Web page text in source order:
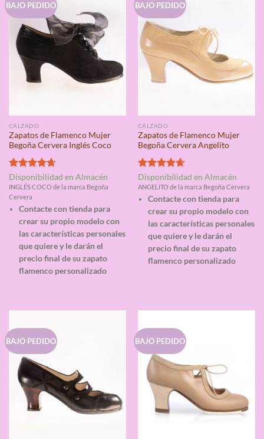
BAJO PEDIDO
CALZADO
Zapatos de Flamenco Mujer
Begoña Cervera Inglés Coco
Valorado
con4.67
de 5
Disponibilidad en Almacén
INGLÉS COCO de la marca Begoña
Cervera
Contacte con tienda para
crear su propio modelo con
las características personales
que quiere y le darán el
precio final de su zapato
flamenco personalizado
BAJO PEDIDO
CALZADO
Zapatos de Flamenco Mujer
Begoña Cervera Angelito
Valorado
con4.67
de 5
Disponibilidad en Almacén
ANGELITO de la marca Begoña Cervera
Contacte con tienda para
crear su propio modelo con
las características personales
que quiere y le darán el
precio final de su zapato
flamenco personalizado
BAJO PEDIDO BAJO PEDIDO